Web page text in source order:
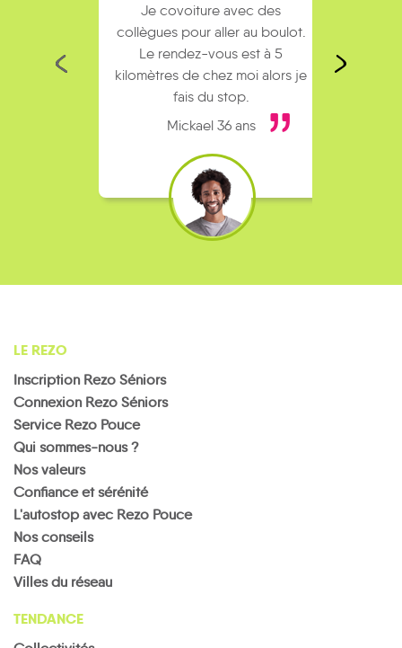
Je covoiture avec des
collègues pour aller au boulot.
Le rendez-vous est à 5
kilomètres de chez moi alors je
fais du stop.
Mickael 36 ans
LE REZO
Inscription Rezo Séniors
Connexion Rezo Séniors
Service Rezo Pouce
Qui sommes-nous ?
Nos valeurs
Confiance et sérénité
L'autostop avec Rezo Pouce
Nos conseils
FAQ
Villes du réseau
TENDANCE